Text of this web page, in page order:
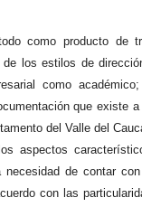
como producto de
los estilos de
como
que existe a
del Valle del
aspectos
de contar
con las